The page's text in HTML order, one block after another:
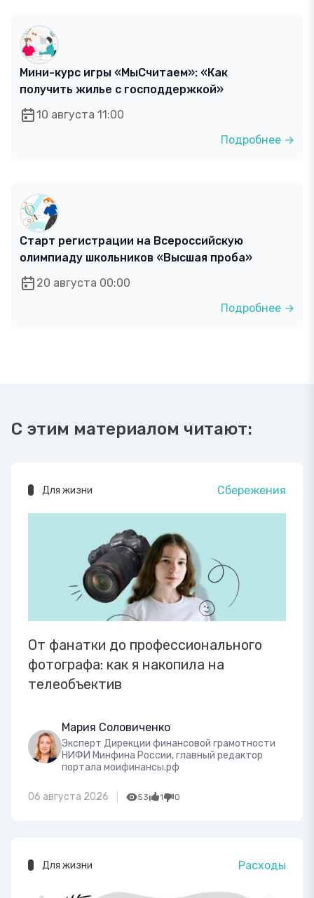
Мини-курс игры «МыСчитаем»: «Как
получить жилье с господдержкой»
10 августа 11:00
Подробнее →
Старт регистрации на Всероссийскую
олимпиаду школьников «Высшая проба»
20 августа 00:00
Подробнее →
С этим материалом читают:
Для жизни Сбережения
От фанатки до профессионального
фотографа: как я накопила на
телеобъектив
Мария Соловиченко
Эксперт Дирекции финансовой грамотности
НИФИ Минфина России, главный редактор
портала моифинансы.рф
06 августа 2026 53 1 0
Для жизни Расходы